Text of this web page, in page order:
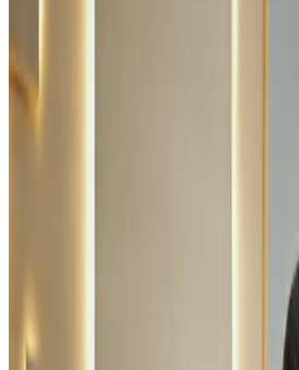
Economia
compartilhada:
oportunidades de
A economia compartilhada é um conceito
colaboratividade, sustentabilidade e
Também conhecida pelo seu nome em
modelo de negócio tem ganhado espaço